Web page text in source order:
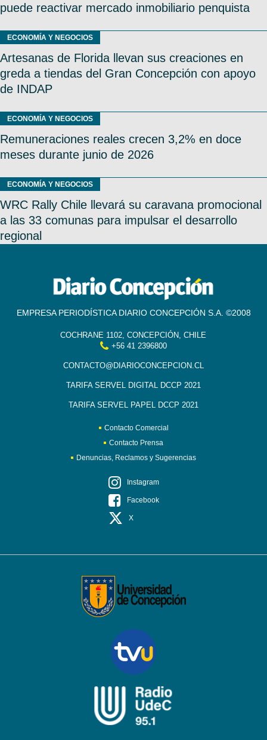
puede reactivar mercado inmobiliario penquista
ECONOMÍA Y NEGOCIOS
Artesanas de Florida llevan sus creaciones en
greda a tiendas del Gran Concepción con apoyo
de INDAP
ECONOMÍA Y NEGOCIOS
Remuneraciones reales crecen 3,2% en doce
meses durante junio de 2026
ECONOMÍA Y NEGOCIOS
WRC Rally Chile llevará su caravana promocional
a las 33 comunas para impulsar el desarrollo
regional
EMPRESA PERIODÍSTICA DIARIO CONCEPCIÓN S.A. ©2008
COCHRANE 1102, CONCEPCIÓN, CHILE
+56 41 2396800
CONTACTO@DIARIOCONCEPCION.CL
TARIFA SERVEL DIGITAL DCCP 2021
TARIFA SERVEL PAPEL DCCP 2021
Contacto Comercial
Contacto Prensa
Denuncias, Reclamos y Sugerencias
Instagram
Facebook
X